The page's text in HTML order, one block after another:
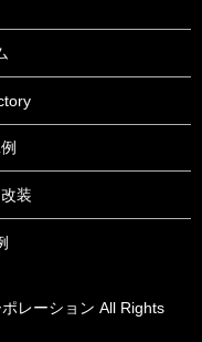
装
レーション All Rights